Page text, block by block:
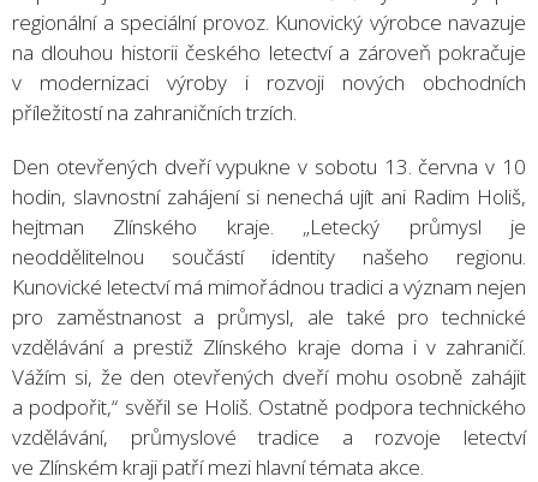
regionální a speciální provoz. Kunovický výrobce navazuje
na dlouhou historii českého letectví a zároveň pokračuje
v modernizaci výroby i rozvoji nových obchodních
příležitostí na zahraničních trzích.
Den otevřených dveří vypukne v sobotu 13. června v 10
hodin, slavnostní zahájení si nenechá ujít ani Radim Holiš,
hejtman Zlínského kraje. „Letecký průmysl je
neoddělitelnou součástí identity našeho regionu.
Kunovické letectví má mimořádnou tradici a význam nejen
pro zaměstnanost a průmysl, ale také pro technické
vzdělávání a prestiž Zlínského kraje doma i v zahraničí.
Vážím si, že den otevřených dveří mohu osobně zahájit
a podpořit,“ svěřil se Holiš. Ostatně podpora technického
vzdělávání, průmyslové tradice a rozvoje letectví
ve Zlínském kraji patří mezi hlavní témata akce.